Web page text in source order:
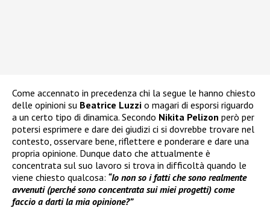
Come accennato in precedenza chi la segue le hanno chiesto
delle opinioni su Beatrice Luzzi o magari di esporsi riguardo
a un certo tipo di dinamica. Secondo Nikita Pelizon però per
potersi esprimere e dare dei giudizi ci si dovrebbe trovare nel
contesto, osservare bene, riflettere e ponderare e dare una
propria opinione. Dunque dato che attualmente è
concentrata sul suo lavoro si trova in difficoltà quando le
viene chiesto qualcosa: “Io non so i fatti che sono realmente
avvenuti (perché sono concentrata sui miei progetti) come
faccio a darti la mia opinione?”